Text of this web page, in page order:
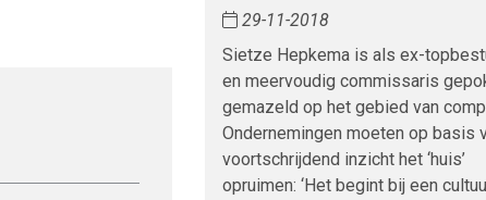
29-11-2018
Sietze Hepkema is als ex-
en meervoudig commissaris
gemazeld op het gebied van
Ondernemingen moeten op basis
voortschrijdend inzicht het ‘huis’
opruimen: ‘Het begint bij een